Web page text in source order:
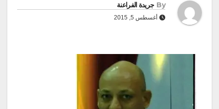
By جريدة الفراعنة
أغسطس 5, 2015